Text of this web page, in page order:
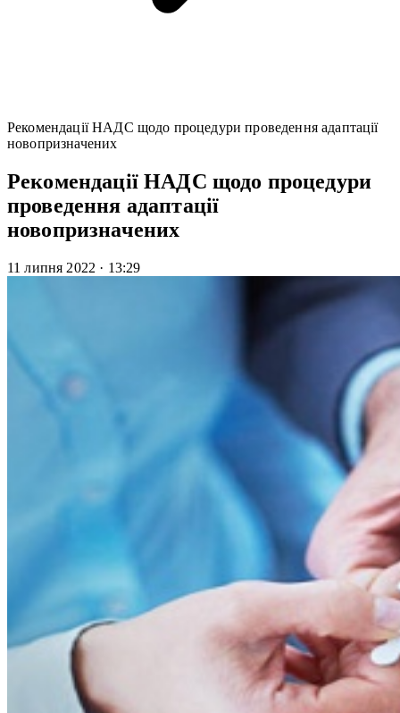
Рекомендації НАДС щодо процедури проведення адаптації
новопризначених
Рекомендації НАДС щодо процедури
проведення адаптації
новопризначених
11 липня 2022 · 13:29